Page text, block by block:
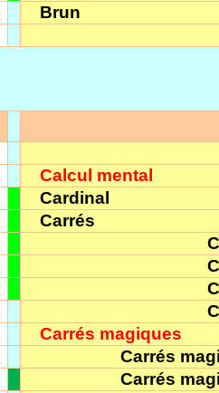
Brun
Calcul mental
Cardinal
Carrés
Carrés magiques
Carrés
Carrés